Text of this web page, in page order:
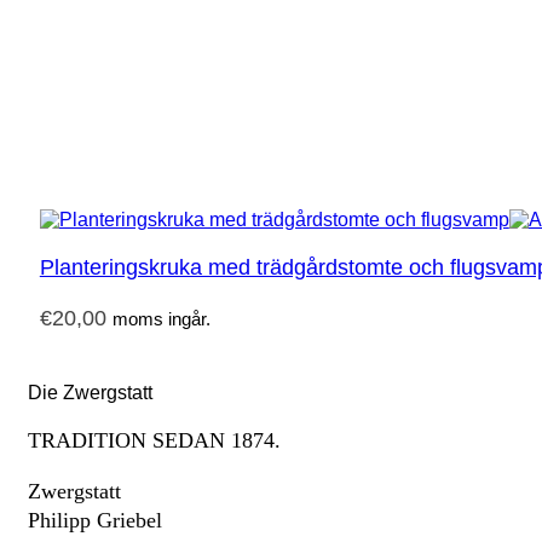
Planteringskruka med trädgårdstomte och
€20,00 moms ingår.
Die Zwergstatt
TRADITION SEDAN 1874.
Zwergstatt
Philipp Griebel